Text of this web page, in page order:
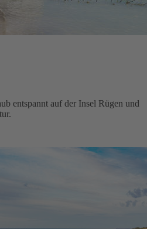
entspannt auf der Insel Rügen und